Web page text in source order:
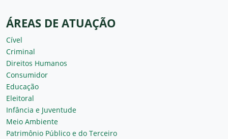
ÁREAS DE ATUAÇÃO
Cível
Criminal
Direitos Humanos
Consumidor
Educação
Eleitoral
Infância e Juventude
Meio Ambiente
Patrimônio Público e do Terceiro